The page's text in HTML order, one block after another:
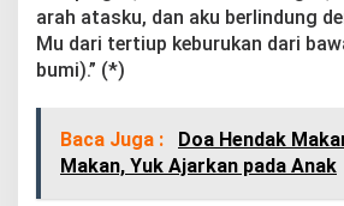
arah atasku, dan aku berlindung
Mu dari tertiup keburukan dari
bumi).” (*)
Baca Juga :
Doa Hendak
Makan, Yuk Ajarkan pada Anak